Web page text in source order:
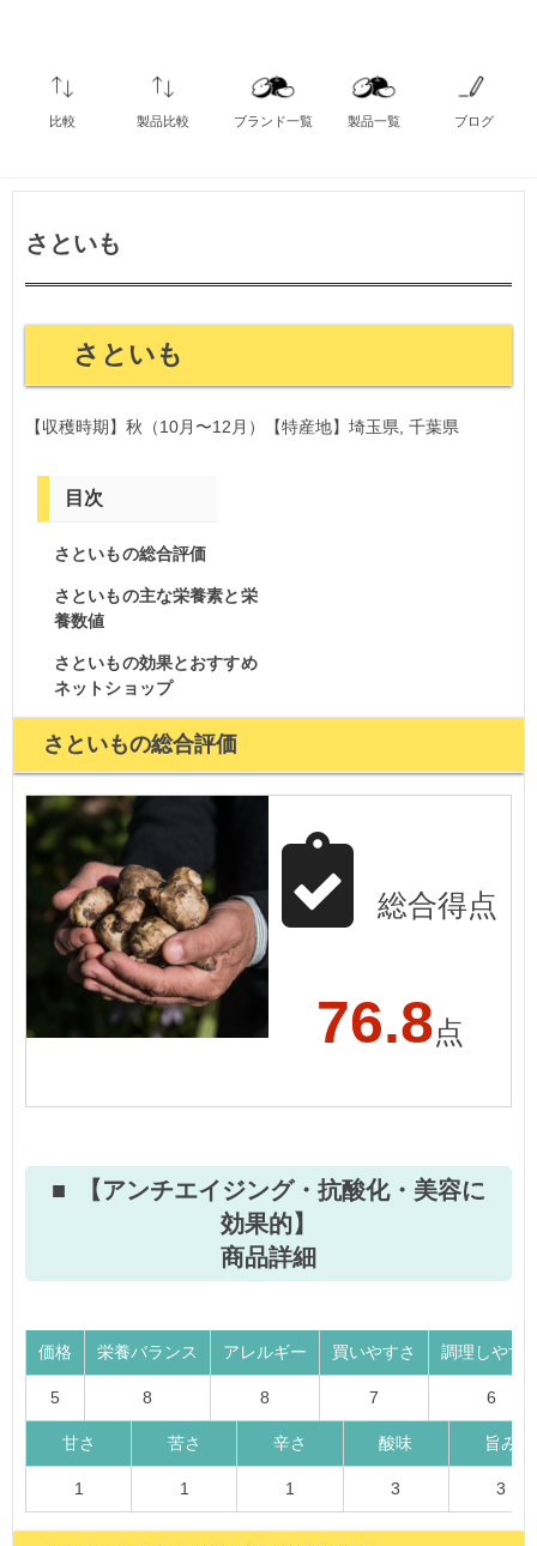
比較 製品比較 ブランド一覧 製品一覧 ブログ
さといも
さといも
【収穫時期】秋（10月〜12月）【特産地】埼玉県, 千葉県
目次
さといもの総合評価
さといもの主な栄養素と栄
養数値
さといもの効果とおすすめ
ネットショップ
さといもの総合評価
総合得点
76.8点
【アンチエイジング・抗酸化・美容に
効果的】
商品詳細
価格
5
栄養バランス
8
アレルギー
8
買いやすさ
7
調理しやす
6
甘さ
1
苦さ
1
辛さ
1
酸味
3
旨み
3